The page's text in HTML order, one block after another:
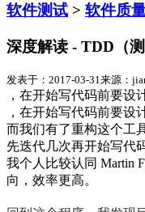
软件测试 > 软件质
深度解读 - TDD（
发表于：2017-03-31来源：
，在开始写代码前要
，在开始写代码前要设
而我们有了重构这个工
先迭代几次再开始写代
我个人比较认同 Martin
向，效率更高。